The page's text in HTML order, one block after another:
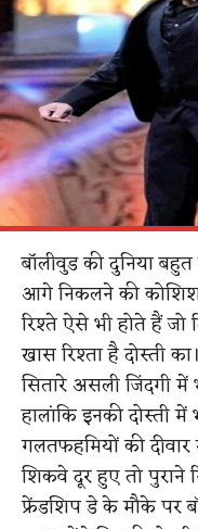
बॉलीवुड की दुनिया
आगे निकलने की
रिश्ते ऐसे भी होते हैं
खास रिश्ता है दोस्ती
सितारे असली जिंदगी
हालांकि इनकी
गलतफहमियों की
शिकवे दूर हुए तो पुराने
फ्रेंडशिप डे के मौके पर